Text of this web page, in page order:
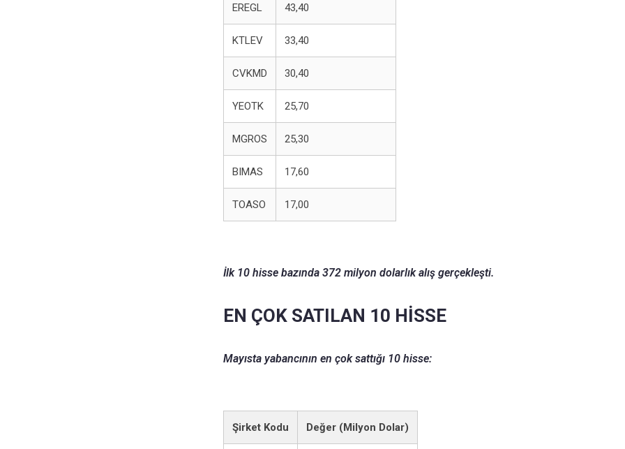
EREGL 43,40
KTLEV 33,40
CVKMD 30,40
YEOTK 25,70
MGROS 25,30
BIMAS 17,60
TOASO 17,00
İlk 10 hisse bazında 372 milyon dolarlık alış gerçekleşti.
EN ÇOK SATILAN 10 HİSSE
Mayısta yabancının en çok sattığı 10 hisse:
Şirket Kodu Değer (Milyon Dolar)